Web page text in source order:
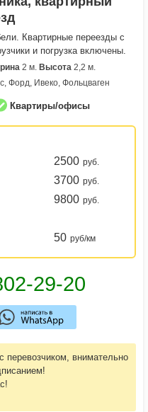
Квартирные переезды с
и погрузка включены.
2 м. Высота 2,2 м.
Форд, Ивеко, Фольцваген
Квартиры/офисы
2500 руб.
3700 руб.
9800 руб.
50 руб/км
перевозчиком, внимательно